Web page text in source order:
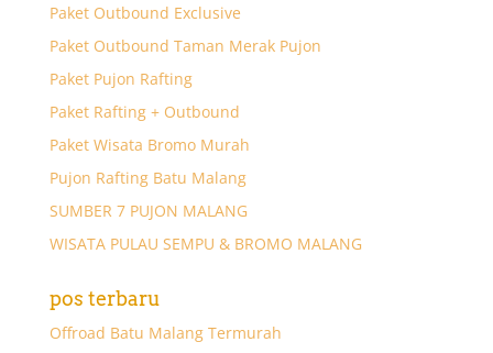
Paket Outbound Exclusive
Paket Outbound Taman Merak Pujon
Paket Pujon Rafting
Paket Rafting + Outbound
Paket Wisata Bromo Murah
Pujon Rafting Batu Malang
SUMBER 7 PUJON MALANG
WISATA PULAU SEMPU & BROMO MALANG
pos terbaru
Offroad Batu Malang Termurah